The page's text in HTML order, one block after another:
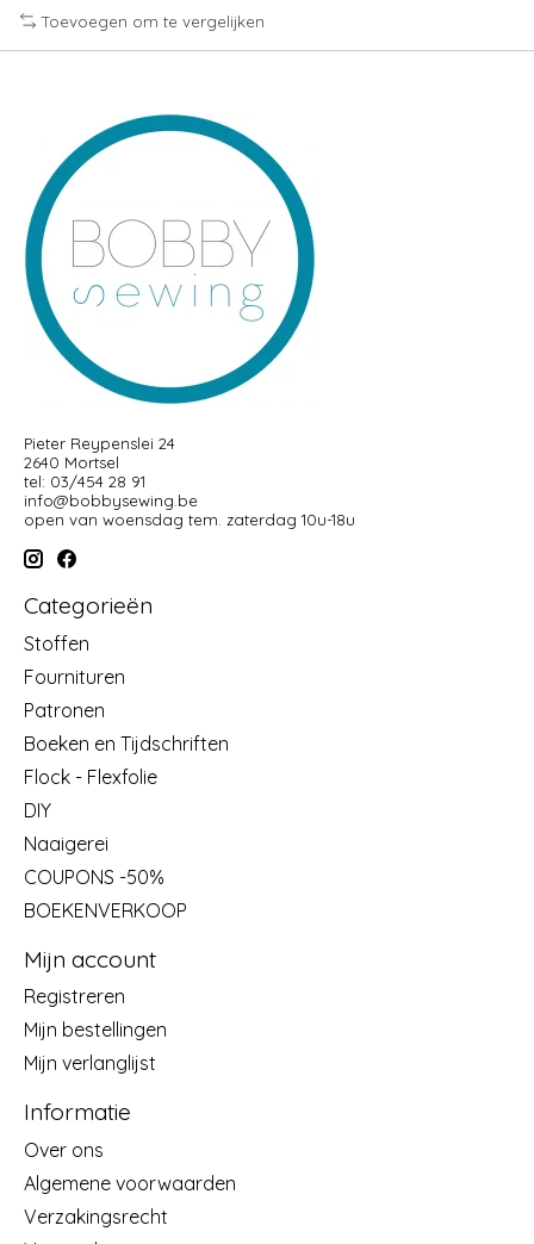
Toevoegen om te vergelijken
Pieter Reypenslei 24
2640 Mortsel
tel: 03/454 28 91
info@bobbysewing.be
open van woensdag tem. zaterdag 10u-18u
Categorieën
Stoffen
Fournituren
Patronen
Boeken en Tijdschriften
Flock - Flexfolie
DIY
Naaigerei
COUPONS -50%
BOEKENVERKOOP
Mijn account
Registreren
Mijn bestellingen
Mijn verlanglijst
Informatie
Over ons
Algemene voorwaarden
Verzakingsrecht